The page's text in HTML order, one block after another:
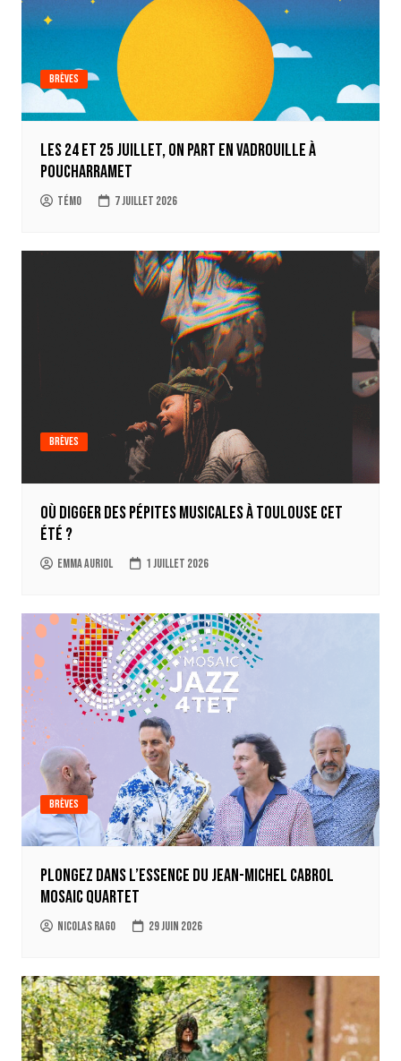
Brèves
Les 24 et 25 juillet, on part en Vadrouille à
Poucharramet
Témo 7 juillet 2026
Brèves
Où digger des pépites musicales à Toulouse cet
été ?
Emma Auriol 1 juillet 2026
Brèves
Plongez dans l’essence du Jean-Michel Cabrol
Mosaic Quartet
Nicolas Rago 29 juin 2026